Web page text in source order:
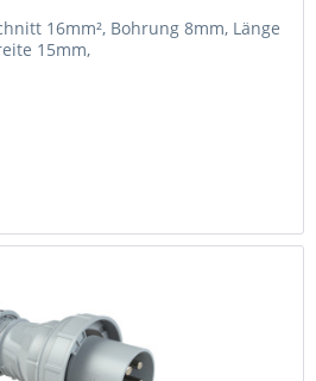
16mm², Bohrung 8mm, Länge
15mm,